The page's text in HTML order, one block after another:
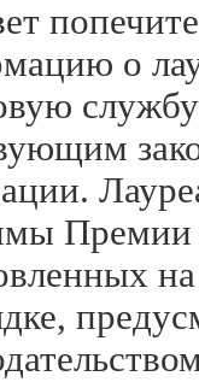
о
Премии